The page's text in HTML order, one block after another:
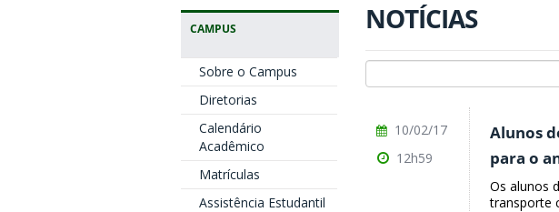
CAMPUS
Sobre o Campus
Diretorias
Calendário
Acadêmico
Matrículas
Assistência Estudantil
NOTÍCIAS
Alunos
para o
Os alunos
transporte
10/02/17
12h59